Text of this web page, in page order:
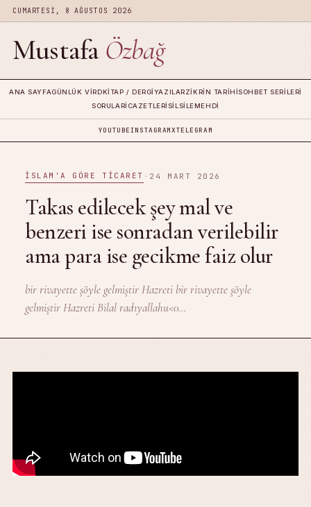
CUMARTESI, 8 AĞUSTOS 2026
Mustafa Özbağ
ANA SAYFAGÜNLÜK VIRDKITAP / DERGIYAZILARZIKRIN TARIHISOHBET SERILERI
SORULARİCAZETLERISILSILEMEHDI
YOUTUBEINSTAGRAMXTELEGRAM
İSLAM'A GÖRE TICARET · 24 MART 2026
Takas edilecek şey mal ve
benzeri ise sonradan verilebilir
ama para ise gecikme faiz olur
bir rivayette şöyle gelmiştir Hazreti bir rivayette şöyle
gelmiştir Hazreti Bilal radıyallahu<0...